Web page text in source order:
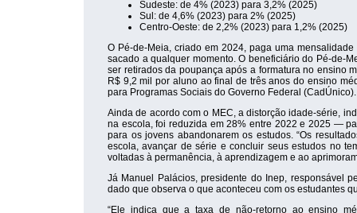
Sudeste: de 4% (2023) para 3,2% (2025)
Sul: de 4,6% (2023) para 2% (2025)
Centro-Oeste: de 2,2% (2023) para 1,2% (2025)
O Pé-de-Meia, criado em 2024, paga uma
sacado a qualquer momento. O beneficiário do Pé-de-
ser retirados da poupança após a formatura no ensino
R$ 9,2 mil por aluno ao final de três anos do ensino
para Programas Sociais do Governo Federal (CadÚnico).
Ainda de acordo com o MEC, a distorção idade-série,
na escola, foi reduzida em 28% entre 2022 e 2025 —
para os jovens abandonarem os estudos. “Os
escola, avançar de série e concluir seus estudos no
voltadas à permanência, à aprendizagem e ao
Já Manuel Palácios, presidente do Inep, responsável
dado que observa o que aconteceu com os estudantes
“Ele indica que a taxa de não-retorno ao ensino